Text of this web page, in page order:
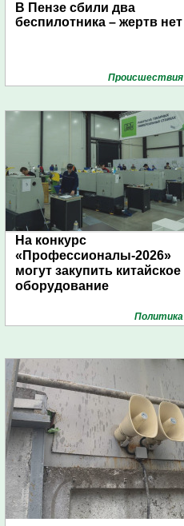
В Пензе сбили два
беспилотника – жертв нет
Проиcшествия
На конкурс
«Профессионалы-2026»
могут закупить китайское
оборудование
Политика